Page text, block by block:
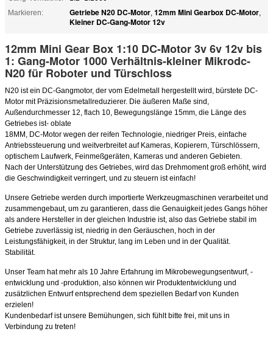
Markieren:
Getriebe N20 DC-Motor, 12mm Mini Gearbox DC-Motor,
Kleiner DC-Gang-Motor 12v
12mm Mini Gear Box 1:10 DC-Motor 3v 6v 12v bis
1: Gang-Motor 1000 Verhältnis-kleiner Mikrodc-
N20 für Roboter und Türschloss
N20 ist ein DC-Gangmotor, der vom Edelmetall hergestellt wird, bürstete DC-
Motor mit Präzisionsmetallreduzierer. Die äußeren Maße sind,
Außendurchmesser 12, flach 10, Bewegungslänge 15mm, die Länge des
Getriebes ist- oblate
18MM, DC-Motor wegen der reifen Technologie, niedriger Preis, einfache
Antriebssteuerung und weitverbreitet auf Kameras, Kopierern, Türschlössern,
optischem Laufwerk, Feinmeßgeräten, Kameras und anderen Gebieten.
Nach der Unterstützung des Getriebes, wird das Drehmoment groß erhöht, wird
die Geschwindigkeit verringert, und zu steuern ist einfach!
Unsere Getriebe werden durch importierte Werkzeugmaschinen verarbeitet und
zusammengebaut, um zu garantieren, dass die Genauigkeit jedes Gangs höher
als andere Hersteller in der gleichen Industrie ist, also das Getriebe stabil im
Getriebe zuverlässig ist, niedrig in den Geräuschen, hoch in der
Leistungsfähigkeit, in der Struktur, lang im Leben und in der Qualität.
Stabilität.
Unser Team hat mehr als 10 Jahre Erfahrung im Mikrobewegungsentwurf, -
entwicklung und -produktion, also können wir Produktentwicklung und
zusätzlichen Entwurf entsprechend dem speziellen Bedarf von Kunden
erzielen!
Kundenbedarf ist unsere Bemühungen, sich fühlt bitte frei, mit uns in
Verbindung zu treten!